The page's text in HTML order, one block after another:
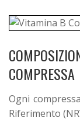
COMPRESSA
Ogni
Riferimento